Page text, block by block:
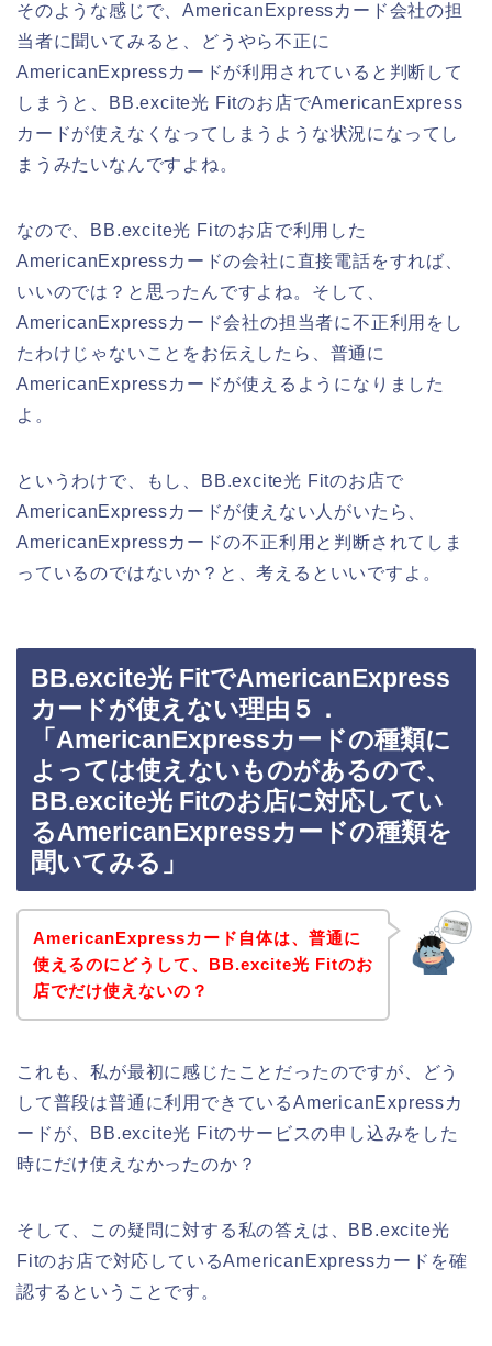
そのような感じで、AmericanExpressカード会社の担
当者に聞いてみると、どうやら不正に
AmericanExpressカードが利用されていると判断して
しまうと、BB.excite光 Fitのお店でAmericanExpress
カードが使えなくなってしまうような状況になってし
まうみたいなんですよね。
なので、BB.excite光 Fitのお店で利用した
AmericanExpressカードの会社に直接電話をすれば、
いいのでは？と思ったんですよね。そして、
AmericanExpressカード会社の担当者に不正利用をし
たわけじゃないことをお伝えしたら、普通に
AmericanExpressカードが使えるようになりました
よ。
というわけで、もし、BB.excite光 Fitのお店で
AmericanExpressカードが使えない人がいたら、
AmericanExpressカードの不正利用と判断されてしま
っているのではないか？と、考えるといいですよ。
BB.excite光 FitでAmericanExpress
カードが使えない理由５．
「AmericanExpressカードの種類に
よっては使えないものがあるので、
BB.excite光 Fitのお店に対応してい
るAmericanExpressカードの種類を
聞いてみる」
AmericanExpressカード自体は、普通に
使えるのにどうして、BB.excite光 Fitのお
店でだけ使えないの？
これも、私が最初に感じたことだったのですが、どう
して普段は普通に利用できているAmericanExpressカ
ードが、BB.excite光 Fitのサービスの申し込みをした
時にだけ使えなかったのか？
そして、この疑問に対する私の答えは、BB.excite光
Fitのお店で対応しているAmericanExpressカードを確
認するということです。